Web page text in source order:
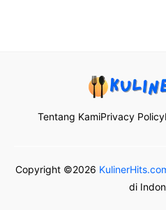
Tentang KamiPrivacy Policy
Copyright ©2026
di